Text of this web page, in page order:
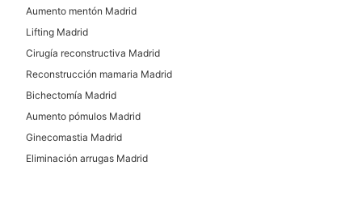
Aumento mentón Madrid
Lifting Madrid
Cirugía reconstructiva Madrid
Reconstrucción mamaria Madrid
Bichectomía Madrid
Aumento pómulos Madrid
Ginecomastia Madrid
Eliminación arrugas Madrid